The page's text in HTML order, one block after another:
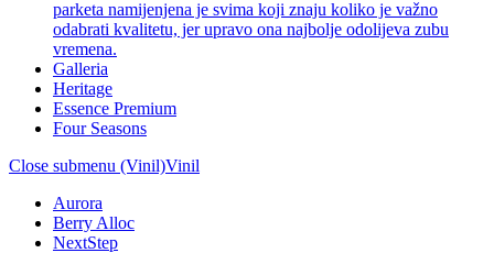
parketa namijenjena je svima koji znaju koliko je važno
odabrati kvalitetu, jer upravo ona najbolje odolijeva zubu
vremena.
Galleria
Heritage
Essence Premium
Four Seasons
Close submenu (Vinil)Vinil
Aurora
Berry Alloc
NextStep